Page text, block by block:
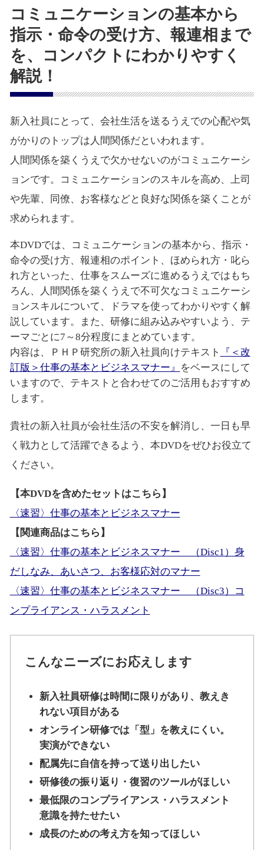
コミュニケーションの基本から
指示・命令の受け方、報連相まで
を、コンパクトにわかりやすく
解説！
新入社員にとって、会社生活を送るうえでの心配や気
がかりのトップは人間関係だといわれます。
人間関係を築くうえで欠かせないのがコミュニケーシ
ョンです。コミュニケーションのスキルを高め、上司
や先輩、同僚、お客様などと良好な関係を築くことが
求められます。
本DVDでは、コミュニケーションの基本から、指示・
命令の受け方、報連相のポイント、ほめられ方・叱ら
れ方といった、仕事をスムーズに進めるうえではもち
ろん、人間関係を築くうえで不可欠なコミュニケーシ
ョンスキルについて、ドラマを使ってわかりやすく解
説しています。また、研修に組み込みやすいよう、テ
ーマごとに7～8分程度にまとめています。
内容は、ＰＨＰ研究所の新入社員向けテキスト
『＜改
訂版＞仕事の基本とビジネスマナー』
をベースにして
いますので、テキストと合わせてのご活用もおすすめ
します。
貴社の新入社員が会社生活の不安を解消し、一日も早
く戦力として活躍できるよう、本DVDをぜひお役立て
ください。
【本DVDを含めたセットはこちら】
〈速習〉仕事の基本とビジネスマナー
【関連商品はこちら】
〈速習〉仕事の基本とビジネスマナー （Disc1）身
だしなみ、あいさつ、お客様応対のマナー
〈速習〉仕事の基本とビジネスマナー （Disc3）コ
ンプライアンス・ハラスメント
こんなニーズにお応えします
新入社員研修は時間に限りがあり、教えき
れない項目がある
オンライン研修では「型」を教えにくい。
実演ができない
配属先に自信を持って送り出したい
研修後の振り返り・復習のツールがほしい
最低限のコンプライアンス・ハラスメント
意識を持たせたい
成長のための考え方を知ってほしい